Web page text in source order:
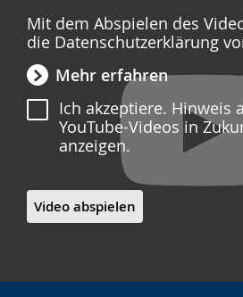
Gebärdensprache
wird
angezeigt.
Mit dem Abspielen des
die Datenschutzerklärung
Mehr erfahren
Ich akzeptiere. Hinweis
YouTube-Videos in
anzeigen.
Video abspielen